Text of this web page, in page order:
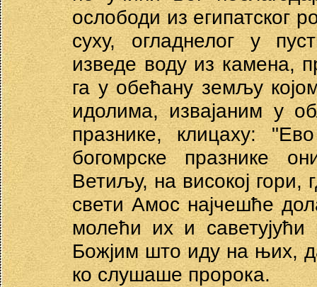
ослободи из египатског
суху, огладнелог у
изведе воду из камена,
га у обећану земљу
идолима, извајаним у
празнике, клицаху:
богомрске празнике
Ветиљу, на високој гори,
свети Амос најчешће
молећи их и
Божјим што иду на њих,
ко слушаше пророка.